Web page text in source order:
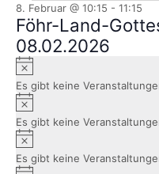
8. Februar @ 10:15 - 11:15
Föhr-Land-
08.02.2026
Es gibt keine
Es gibt keine
Es gibt keine